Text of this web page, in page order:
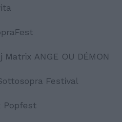
ANGE OU DÉMON
Festival
Popfest